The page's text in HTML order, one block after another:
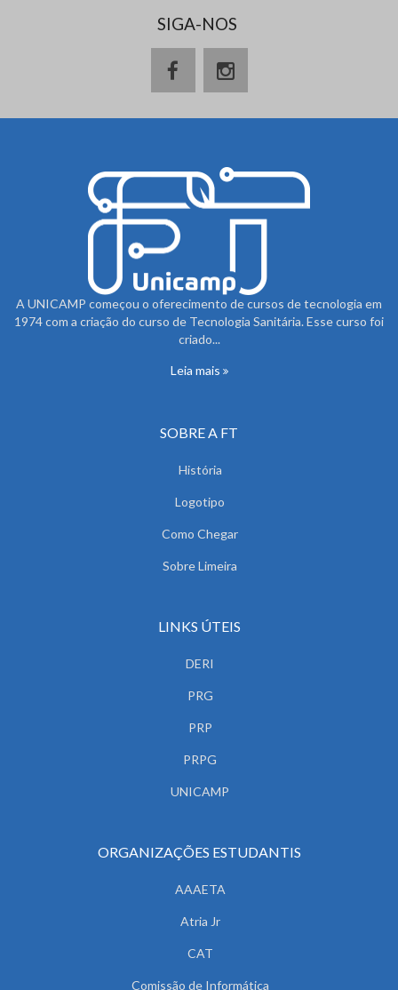
SIGA-NOS
A UNICAMP começou o oferecimento de cursos de tecnologia em
1974 com a criação do curso de Tecnologia Sanitária. Esse curso foi
criado...
Leia mais
SOBRE A FT
História
Logotipo
Como Chegar
Sobre Limeira
LINKS ÚTEIS
DERI
PRG
PRP
PRPG
UNICAMP
ORGANIZAÇÕES ESTUDANTIS
AAAETA
Atria Jr
CAT
Comissão de Informática